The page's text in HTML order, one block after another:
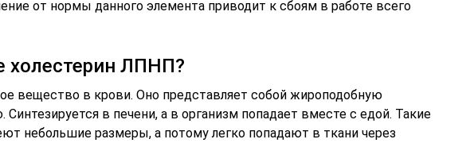
от нормы данного элемента приводит к сбоям в работе всего
холестерин ЛПНП?
вещество в крови. Оно представляет собой жироподобную
Синтезируется в печени, а в организм попадает вместе с едой. Такие
небольшие размеры, а потому легко попадают в ткани через